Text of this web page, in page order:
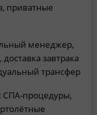
приватные
менеджер,
завтрака
трансфер
СПА-процедуры,